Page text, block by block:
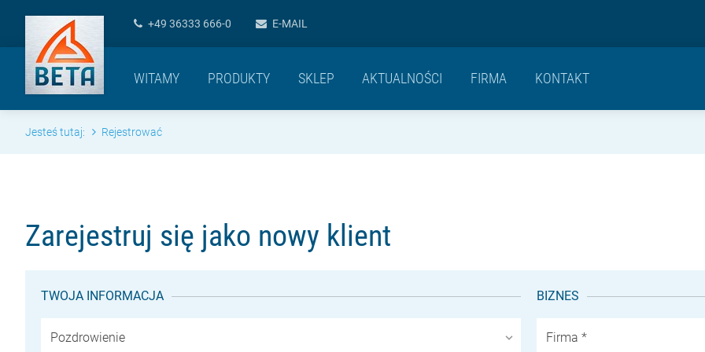
+49 36333 666-0 E-MAIL
WITAMY PRODUKTY SKLEP AKTUALNOŚCI FIRMA KONTAKT
Jesteś tutaj: Rejestrować
Zarejestruj się jako nowy klient
TWOJA INFORMACJA
Pozdrowienie
BIZNES
Firma *